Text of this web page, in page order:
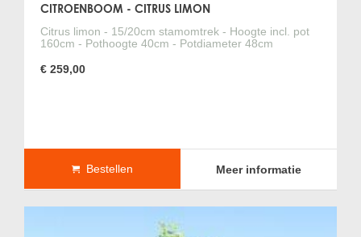
geplaatst?
Ja, een citrusboom kan wel in een verplaatsbare plantenbak
worden geplaatst. Plant een citrusboom altijd met
mediterraan substraat om de plantenbak aan te vullen. Op
lichte plek worden gezet. In het voorjaar als de laatste
nachtvorst is geweest kan de citrusboom weer buiten worden
Moet een citrusboom gesnoeid worden?
CITROENBOOM - CITRUS LIMON
Citrus limon - 15/20cm stamomtrek - Hoogte incl. pot
160cm - Pothoogte 40cm - Potdiameter 48cm
€ 259,00
Bestellen Meer informatie